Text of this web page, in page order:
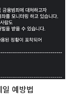
예방법